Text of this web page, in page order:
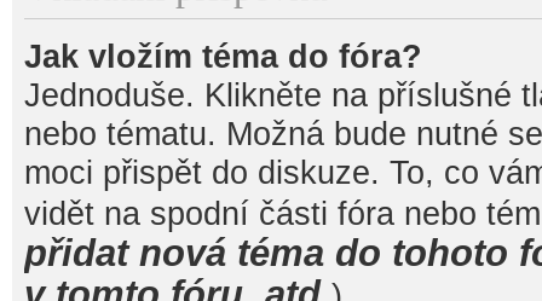
Jak vložím téma do fóra?
Jednoduše. Klikněte na příslušné
nebo tématu. Možná bude nutné
moci přispět do diskuze. To, co
vidět na spodní části fóra nebo
přidat nová téma do tohoto